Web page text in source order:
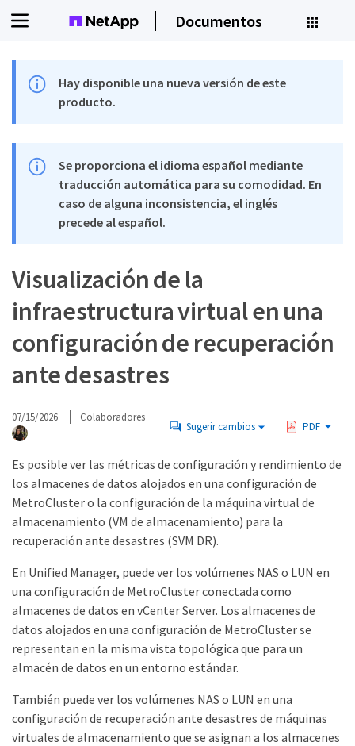
Documentos
Hay disponible una nueva versión de este
producto.
Se proporciona el idioma español mediante
traducción automática para su comodidad. En
caso de alguna inconsistencia, el inglés
precede al español.
Visualización de la
infraestructura virtual en una
configuración de recuperación
ante desastres
07/15/2026 Colaboradores
Sugerir cambios PDF
Es posible ver las métricas de configuración y rendimiento de
los almacenes de datos alojados en una configuración de
MetroCluster o la configuración de la máquina virtual de
almacenamiento (VM de almacenamiento) para la
recuperación ante desastres (SVM DR).
En Unified Manager, puede ver los volúmenes NAS o LUN en
una configuración de MetroCluster conectada como
almacenes de datos en vCenter Server. Los almacenes de
datos alojados en una configuración de MetroCluster se
representan en la misma vista topológica que para un
almacén de datos en un entorno estándar.
También puede ver los volúmenes NAS o LUN en una
configuración de recuperación ante desastres de máquinas
virtuales de almacenamiento que se asignan a los almacenes